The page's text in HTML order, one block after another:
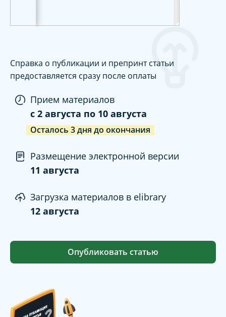
Справка о публикации и препринт статьи
предоставляется сразу после оплаты
Прием материалов
c 2 августа по 10 августа
Осталось 3дня до окончания
Размещение электронной версии
11 августа
Загрузка материалов в elibrary
12 августа
Опубликовать статью